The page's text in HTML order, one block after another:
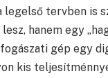
legelső tervben is
hanem egy
gép egy
kis